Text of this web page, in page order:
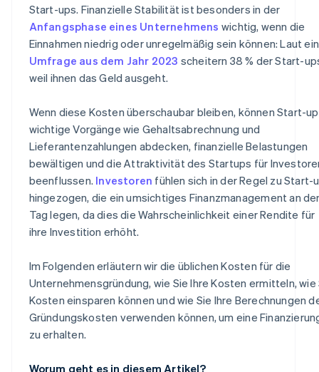
Start-ups. Finanzielle Stabilität ist besonders in der
Anfangsphase eines Unternehmens wichtig, wenn die
Einnahmen niedrig oder unregelmäßig sein können: Laut
Umfrage aus dem Jahr 2023 scheitern 38 % der Start-
weil ihnen das Geld ausgeht.
Wenn diese Kosten überschaubar bleiben, können Start-
wichtige Vorgänge wie Gehaltsabrechnung und
Lieferantenzahlungen abdecken, finanzielle Belastungen
bewältigen und die Attraktivität des Startups für
beenflussen. Investoren fühlen sich in der Regel zu Start-
hingezogen, die ein umsichtiges Finanzmanagement an
Tag legen, da dies die Wahrscheinlichkeit einer Rendite für
ihre Investition erhöht.
Im Folgenden erläutern wir die üblichen Kosten für die
Unternehmensgründung, wie Sie Ihre Kosten ermitteln, wie
Kosten einsparen können und wie Sie Ihre Berechnungen
Gründungskosten verwenden können, um eine
zu erhalten.
Worum geht es in diesem Artikel?